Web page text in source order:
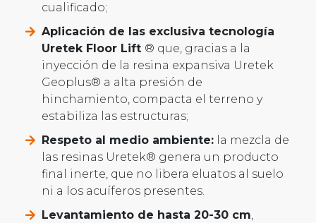
cualificado;
Aplicación de las exclusiva tecnología
Uretek Floor Lift ® que, gracias a la
inyección de la resina expansiva Uretek
Geoplus® a alta presión de
hinchamiento, compacta el terreno y
estabiliza las estructuras;
Respeto al medio ambiente: la mezcla de
las resinas Uretek® genera un producto
final inerte, que no libera eluatos al suelo
ni a los acuíferos presentes.
Levantamiento de hasta 20-30 cm,